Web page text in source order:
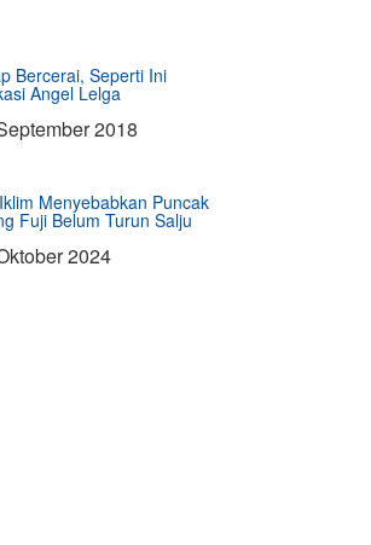
Bercerai, Seperti Ini
Angel Lelga
2018
Menyebabkan Puncak
Fuji Belum Turun Salju
2024